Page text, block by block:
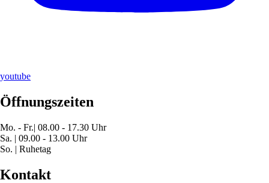
youtube
Öffnungszeiten
Mo. - Fr.| 08.00 - 17.30 Uhr
Sa. | 09.00 - 13.00 Uhr
So. | Ruhetag
Kontakt